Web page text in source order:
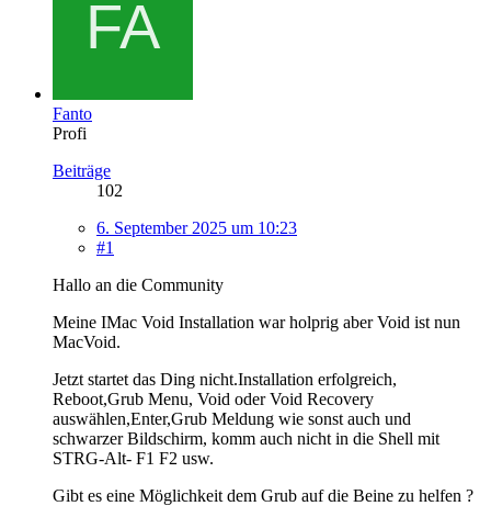
Fanto
Profi
Beiträge
102
6. September 2025 um 10:23
#1
Hallo an die Community
Meine IMac Void Installation war holprig aber Void ist nun
MacVoid.
Jetzt startet das Ding nicht.Installation erfolgreich,
Reboot,Grub Menu, Void oder Void Recovery
auswählen,Enter,Grub Meldung wie sonst auch und
schwarzer Bildschirm, komm auch nicht in die Shell mit
STRG-Alt- F1 F2 usw.
Gibt es eine Möglichkeit dem Grub auf die Beine zu helfen ?